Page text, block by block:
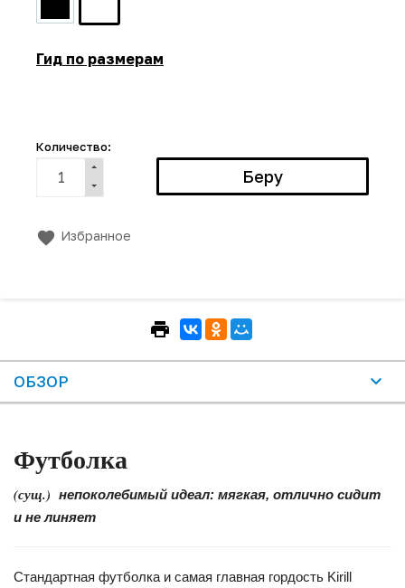
Гид по размерам
Количество:
Избранное
ОБЗОР
Футболка
(сущ.) непоколебимый идеал: мягкая, отлично сидит
и не линяет
Стандартная футболка и самая главная гордость Kirill